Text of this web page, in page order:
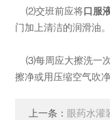
⑵交班前应将口服
门加上清洁的润滑油。
⑶每周应大擦洗一次
擦净或用压缩空气吹净
上一条： 眼药水灌